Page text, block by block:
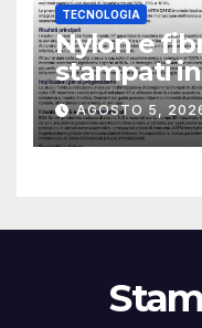
TECNOLOGIA
Nylon e
stampati
resistenza
dal
AGOSTO 5,